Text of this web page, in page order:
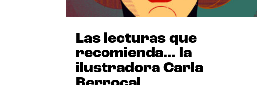
Las lecturas que
recomienda… la
ilustradora Carla